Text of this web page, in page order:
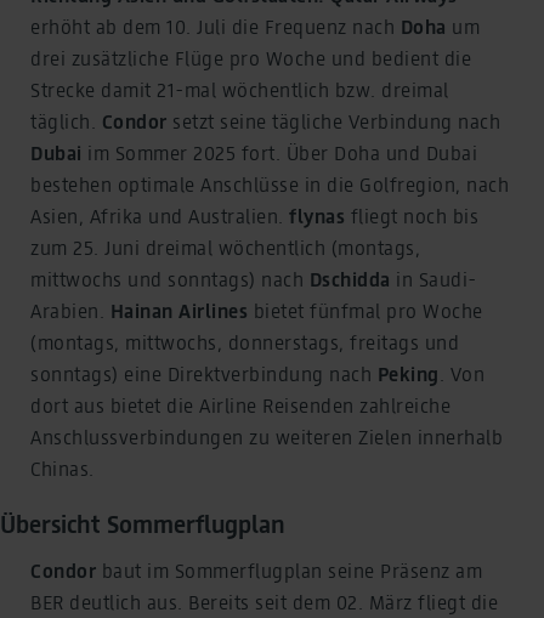
erhöht ab dem 10. Juli die Frequenz nach Doha um
drei zusätzliche Flüge pro Woche und bedient die
Strecke damit 21-mal wöchentlich bzw. dreimal
täglich. Condor setzt seine tägliche Verbindung nach
Dubai im Sommer 2025 fort. Über Doha und Dubai
bestehen optimale Anschlüsse in die Golfregion, nach
Asien, Afrika und Australien. flynas fliegt noch bis
zum 25. Juni dreimal wöchentlich (montags,
mittwochs und sonntags) nach Dschidda in Saudi-
Arabien. Hainan Airlines bietet fünfmal pro Woche
(montags, mittwochs, donnerstags, freitags und
sonntags) eine Direktverbindung nach Peking . Von
dort aus bietet die Airline Reisenden zahlreiche
Anschlussverbindungen zu weiteren Zielen innerhalb
Chinas.
Übersicht Sommerflugplan
Condor baut im Sommerflugplan seine Präsenz am
BER deutlich aus. Bereits seit dem 02. März fliegt die